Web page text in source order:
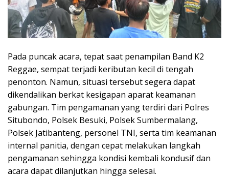
Pada puncak acara, tepat saat penampilan Band K2
Reggae, sempat terjadi keributan kecil di tengah
penonton. Namun, situasi tersebut segera dapat
dikendalikan berkat kesigapan aparat keamanan
gabungan. Tim pengamanan yang terdiri dari Polres
Situbondo, Polsek Besuki, Polsek Sumbermalang,
Polsek Jatibanteng, personel TNI, serta tim keamanan
internal panitia, dengan cepat melakukan langkah
pengamanan sehingga kondisi kembali kondusif dan
acara dapat dilanjutkan hingga selesai.